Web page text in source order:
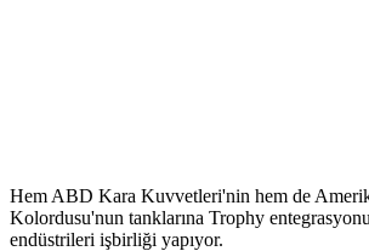
Hem ABD Kara Kuvvetleri'nin hem de
Kolordusu'nun tanklarına Trophy
endüstrileri işbirliği yapıyor.